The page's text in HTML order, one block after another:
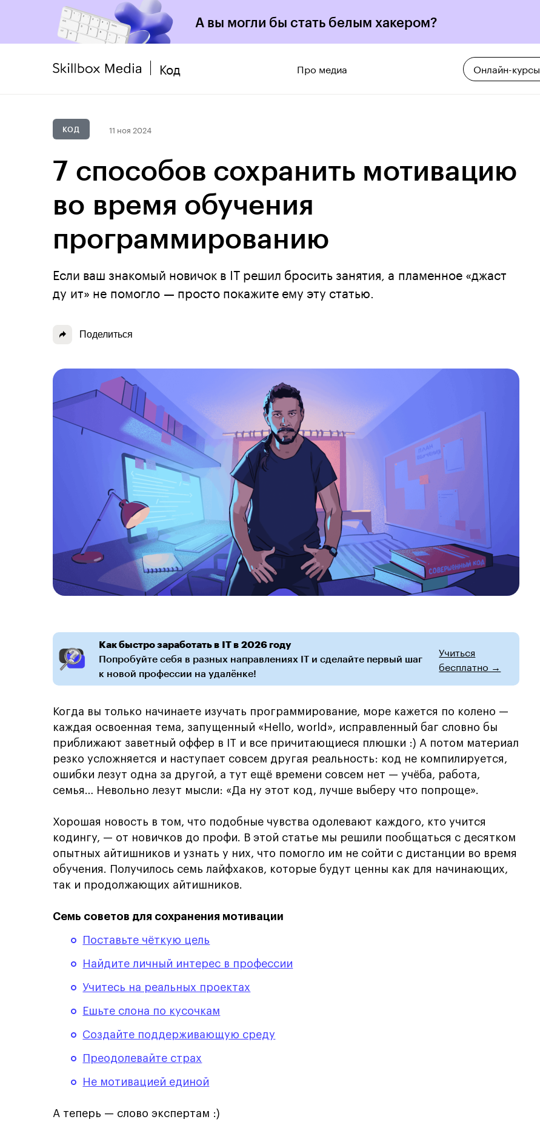
А вы могли бы стать белым хакером?
Код Про медиа Онлайн-курсы
КОД 11 ноя 2024
7 способов сохранить мотивацию
во время обучения
программированию
Если ваш знакомый новичок в IT решил бросить занятия, а пламенное «джаст
ду ит» не помогло — просто покажите ему эту статью.
Поделиться
Как быстро заработать в IT в 2026 году
Попробуйте себя в разных направлениях IT и сделайте первый шаг
к новой профессии на удалёнке!
Учиться
бесплатно →
Когда вы только начинаете изучать программирование, море кажется по колено —
каждая освоенная тема, запущенный «Hello, world», исправленный баг словно бы
приближают заветный оффер в IT и все причитающиеся плюшки :) А потом материал
резко усложняется и наступает совсем другая реальность: код не компилируется,
ошибки лезут одна за другой, а тут ещё времени совсем нет — учёба, работа,
семья… Невольно лезут мысли: «Да ну этот код, лучше выберу что попроще».
Хорошая новость в том, что подобные чувства одолевают каждого, кто учится
кодингу, — от новичков до профи. В этой статье мы решили пообщаться с десятком
опытных айтишников и узнать у них, что помогло им не сойти с дистанции во время
обучения. Получилось семь лайфхаков, которые будут ценны как для начинающих,
так и продолжающих айтишников.
Семь советов для сохранения мотивации
Поставьте чёткую цель
Найдите личный интерес в профессии
Учитесь на реальных проектах
Ешьте слона по кусочкам
Создайте поддерживающую среду
Преодолевайте страх
Не мотивацией единой
А теперь — слово экспертам :)